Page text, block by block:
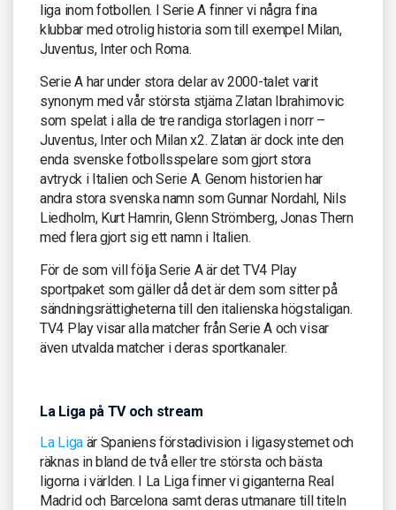
liga inom fotbollen. I Serie A finner vi några fina
klubbar med otrolig historia som till exempel Milan,
Juventus, Inter och Roma.
Serie A har under stora delar av 2000-talet varit
synonym med vår största stjärna Zlatan Ibrahimovic
som spelat i alla de tre randiga storlagen i norr –
Juventus, Inter och Milan x2. Zlatan är dock inte den
enda svenske fotbollsspelare som gjort stora
avtryck i Italien och Serie A. Genom historien har
andra stora svenska namn som Gunnar Nordahl, Nils
Liedholm, Kurt Hamrin, Glenn Strömberg, Jonas Thern
med flera gjort sig ett namn i Italien.
För de som vill följa Serie A är det TV4 Play
sportpaket som gäller då det är dem som sitter på
sändningsrättigheterna till den italienska högstaligan.
TV4 Play visar alla matcher från Serie A och visar
även utvalda matcher i deras sportkanaler.
La Liga på TV och stream
La Ligaär Spaniens förstadivision i ligasystemet och
räknas in bland de två eller tre största och bästa
ligorna i världen. I La Liga finner vi giganterna Real
Madrid och Barcelona samt deras utmanare till titeln